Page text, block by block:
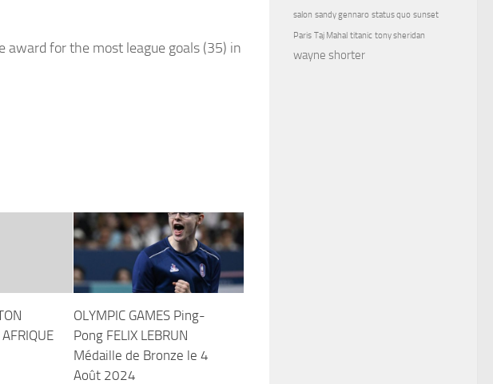
award for the most league goals (35) in
OLYMPIC GAMES Ping-
Pong FELIX LEBRUN
Médaille de Bronze le 4
Août 2024
salon sandy gennaro status quo sunset
Paris Taj Mahal titanic tony sheridan
wayne shorter